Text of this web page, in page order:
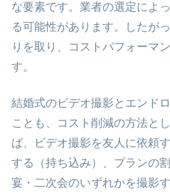
な要素です。業者の選定によ
る可能性があります。したが
りを取り、コストパフォーマ
す。
結婚式のビデオ撮影とエンド
ことも、コスト削減の方法と
ば、ビデオ撮影を友人に依頼
する（持ち込み）、プランの
宴・二次会のいずれかを撮影